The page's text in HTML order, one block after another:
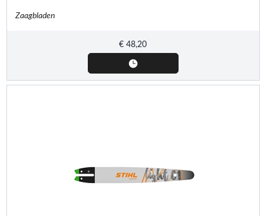
Zaagbladen
€ 48,20